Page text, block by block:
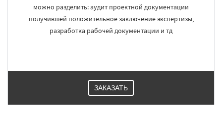
можно разделить: аудит проектной документации
получившей положительное заключение экспертизы,
разработка рабочей документации и тд
ЗАКАЗАТЬ